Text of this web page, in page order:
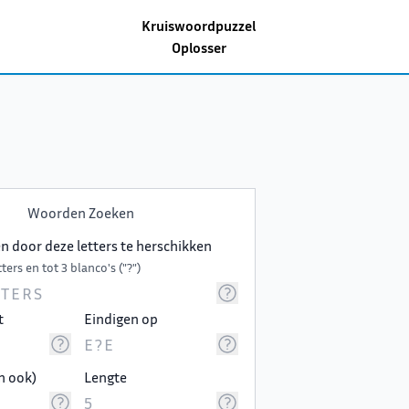
Kruiswoordpuzzel
Oplosser
Woorden Zoeken
door deze letters te herschikken
en tot 3 blanco's ("?")
Eindigen op
ook) Lengte